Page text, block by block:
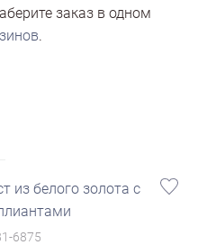
заказ в одном
.
из белого золота с
6875